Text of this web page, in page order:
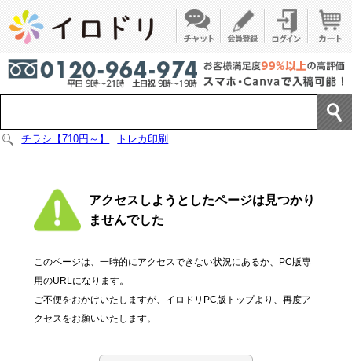
チラシ【710円～】 トレカ印刷
アクセスしようとしたページは見つかり
ませんでした
このページは、一時的にアクセスできない状況にあるか、PC版専
用のURLになります。
ご不便をおかけいたしますが、イロドリPC版トップより、再度ア
クセスをお願いいたします。